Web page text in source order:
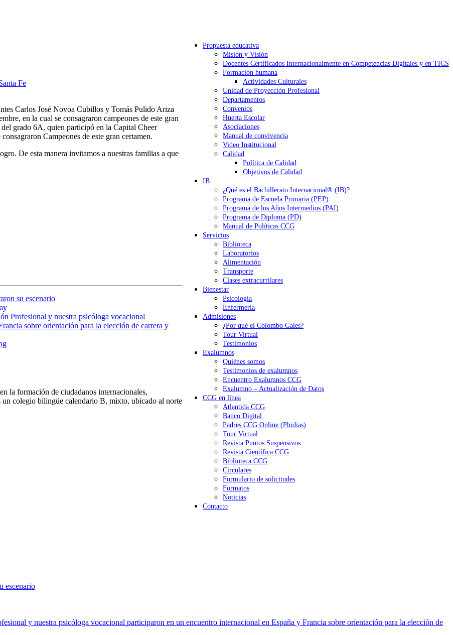
Propuesta educativa
Misión y Visión
Docentes Certificados Internacionalmente en Competencias Digitales y en TICS
Formación humana
Actividades Culturales
Unidad de Proyección Profesional
Departamentos
Convenios
Huerta Escolar
Asociaciones
Manual de convivencia
Video Institucional
Calidad
Política de Calidad
Objetivos de Calidad
IB
¿Qué es el Bachillerato Internacional® (IB)?
Programa de Escuela Primaria (PEP)
Programa de los Años Intermedios (PAI)
Programa de Diploma (PD)
Manual de Políticas CCG
Servicios
Biblioteca
Laboratorios
Alimentación
Transporte
Clases extracurrilares
Bienestar
Psicología
Enfermería
Admisiones
¿Por qué el Colombo Gales?
Tour Virtual
Testimonios
Exalumnos
Quiénes somos
Testimonios de exalumnos
Encuentro Exalumnos CCG
Exalumno – Actualización de Datos
CCG en línea
Atlantida CCG
Banco Digital
Padres CCG Online (Phidias)
Tour Virtual
Revista Puntos Suspensivos
Revista Científica CCG
Biblioteca CCG
Circulares
Formulario de solicitudes
Formatos
Noticias
Contacto
Fe
Carlos José Novoa Cubillos y Tomás Pulido Ariza
en la cual se consagraron campeones de este gran
grado 6A, quien participó en la Capital Cheer
Campeones de este gran certamen.
De esta manera invitamos a nuestras familias a que
su escenario
Profesional y nuestra psicóloga vocacional
sobre orientación para la elección de carrera y
la formación de ciudadanos internacionales,
colegio bilingüe calendario B, mixto, ubicado al norte
escenario
y nuestra psicóloga vocacional participaron en un encuentro internacional en España y Francia sobre orientación para la elección de